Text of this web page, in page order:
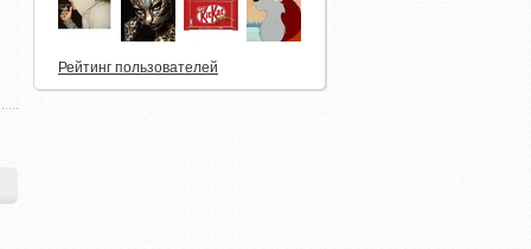
Рейтинг пользователей